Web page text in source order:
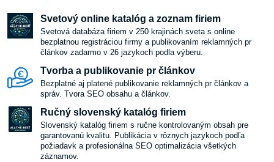
Svetový online katalóg a zoznam firiem
Svetová databáza firiem v 250 krajinách sveta s online
bezplatnou registráciou firmy a publikovaním reklamných pr
článkov zadarmo v 26 jazykoch podla výberu.
Tvorba a publikovanie pr článkov
Bezplatné aj platené publikovanie reklamných pr článkov a
správ. Tvora SEO obsahu a článkov.
Ručný slovenský katalóg firiem
Slovenský katalóg firiem s ručne kontrolovaným obsah pre
garantovanú kvalitu. Publikácia v rôznych jazykoch podľa
požiadavk a profesionálna SEO optimalizácia všetkých
záznamov.